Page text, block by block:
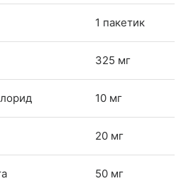
1 пакетик
325 мг
10 мг
20 мг
50 мг